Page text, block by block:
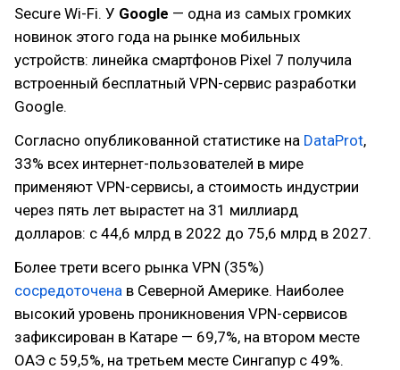
Secure Wi-Fi. У Google — одна из самых громких
новинок этого года на рынке мобильных
устройств: линейка смартфонов Pixel 7 получила
встроенный бесплатный VPN-сервис разработки
Google.
Согласно опубликованной статистике на DataProt,
33% всех интернет-пользователей в мире
применяют VPN-сервисы, а стоимость индустрии
через пять лет вырастет на 31 миллиард
долларов: с 44,6 млрд в 2022 до 75,6 млрд в 2027.
Более трети всего рынка VPN (35%)
сосредоточена в Северной Америке. Наиболее
высокий уровень проникновения VPN-сервисов
зафиксирован в Катаре — 69,7%, на втором месте
ОАЭ с 59,5%, на третьем месте Сингапур с 49%.